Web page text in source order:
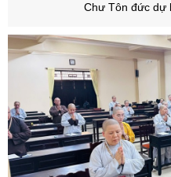
Chư Tôn đức dự